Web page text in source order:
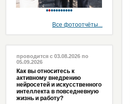
Все фотоотчёты...
проводится с 03.08.2026 по
05.09.2026
Как вы относитесь к
активному внедрению
нейросетей и искусственного
интеллекта в повседневную
жизнь и работу?